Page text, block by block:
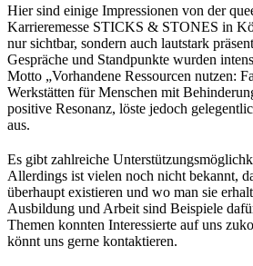
Hier sind einige Impressionen von der
Karrieremesse STICKS & STONES in
nur sichtbar, sondern auch lautstark
Gespräche und Standpunkte wurden
Motto „Vorhandene Ressourcen nutzen:
Werkstätten für Menschen mit
positive Resonanz, löste jedoch
aus.
Es gibt zahlreiche
Allerdings ist vielen noch nicht bekannt,
überhaupt existieren und wo man sie
Ausbildung und Arbeit sind Beispiele
Themen konnten Interessierte auf uns
könnt uns gerne kontaktieren.